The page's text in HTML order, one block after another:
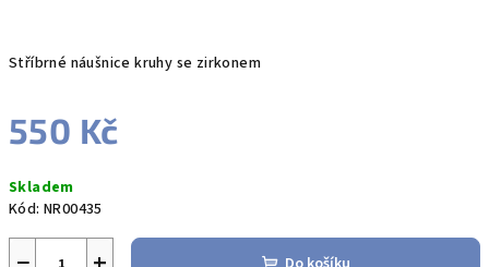
Stříbrné náušnice kruhy se zirkonem
550 Kč
cena:
Skladem
Kód: NR00435